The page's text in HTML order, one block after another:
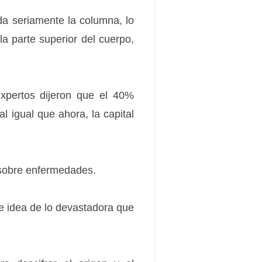
seriamente la columna, lo
parte superior del cuerpo,
dijeron que el 40%
igual que ahora, la capital
enfermedades.
idea de lo devastadora que